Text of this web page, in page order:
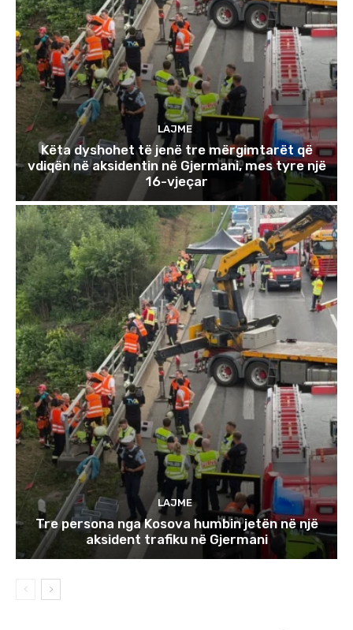
LAJME
Këta dyshohet të jenë tre mërgimtarët që
vdiqën në aksidentin në Gjermani, mes tyre një
16-vjeçar
LAJME
Tre persona nga Kosova humbin jetën në një
aksident trafiku në Gjermani